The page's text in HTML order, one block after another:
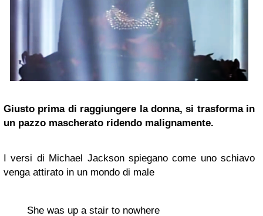
Giusto prima di raggiungere la donna, si trasforma in
un pazzo mascherato ridendo malignamente.
I versi di Michael Jackson spiegano come uno schiavo
venga attirato in un mondo di male
She was up a stair to nowhere